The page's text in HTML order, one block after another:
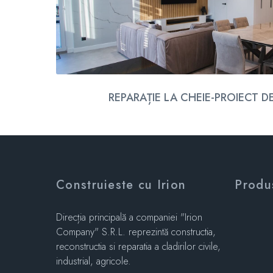
REPARAȚIE LA CHEIE-PROIECT
Construieste cu Irion
Direcția principală a companiei "Irion
Company" S.R.L. reprezintă constructia,
reconstructia si reparatia a cladirilor civile,
industrial, agricole.